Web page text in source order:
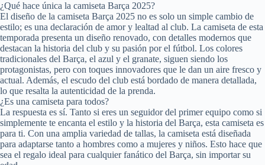
¿Qué hace única la camiseta Barça 2025?
El diseño de la camiseta Barça 2025 no es solo un simple cambio de
estilo; es una declaración de amor y lealtad al club. La camiseta de esta
temporada presenta un diseño renovado, con detalles modernos que
destacan la historia del club y su pasión por el fútbol. Los colores
tradicionales del Barça, el azul y el granate, siguen siendo los
protagonistas, pero con toques innovadores que le dan un aire fresco y
actual. Además, el escudo del club está bordado de manera detallada,
lo que resalta la autenticidad de la prenda.
¿Es una camiseta para todos?
La respuesta es sí. Tanto si eres un seguidor del primer equipo como si
simplemente te encanta el estilo y la historia del Barça, esta camiseta es
para ti. Con una amplia variedad de tallas, la camiseta está diseñada
para adaptarse tanto a hombres como a mujeres y niños. Esto hace que
sea el regalo ideal para cualquier fanático del Barça, sin importar su